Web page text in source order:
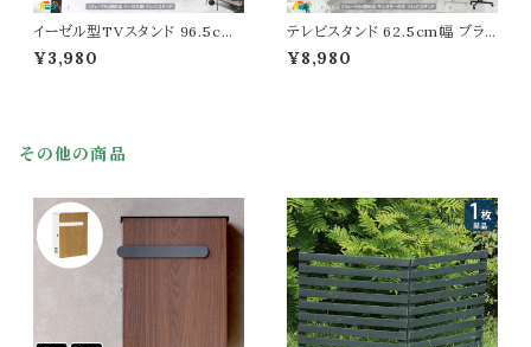
イーゼル型TVスタンド 96.5cm
幅 ブラック 黒 テレビスタンド フ
ロアスタンド おすすめ おしゃれ
96.5cm 奥行65cm 高さ139c
¥3,980
テレビスタンド 62.5cm幅 ブラッ
ク ホワイト キャスター付きテレビ
スタンド 棚付き 収納棚付き 上
¥8,980
その他の商品